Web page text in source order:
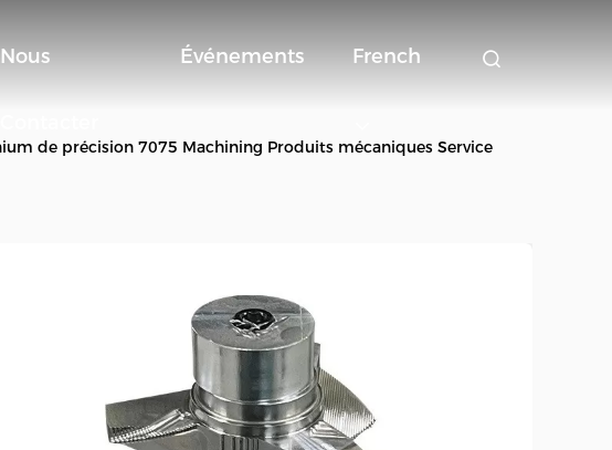
Nous Événements French
de précision 7075 Machining Produits mécaniques Service